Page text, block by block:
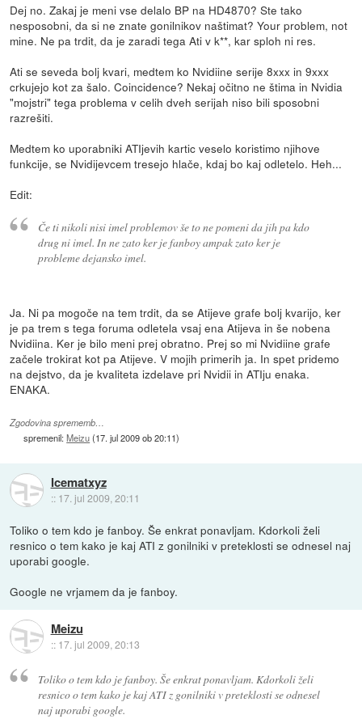
Dej no. Zakaj je meni vse delalo BP na HD4870? Ste tako
nesposobni, da si ne znate gonilnikov naštimat? Your problem, not
mine. Ne pa trdit, da je zaradi tega Ati v k**, kar sploh ni res.
Ati se seveda bolj kvari, medtem ko Nvidiine serije 8xxx in 9xxx
crkujejo kot za šalo. Coincidence? Nekaj očitno ne štima in Nvidia
"mojstri" tega problema v celih dveh serijah niso bili sposobni
razrešiti.
Medtem ko uporabniki ATIjevih kartic veselo koristimo njihove
funkcije, se Nvidijevcem tresejo hlače, kdaj bo kaj odletelo. Heh...
Edit:
Če ti nikoli nisi imel problemov še to ne pomeni da jih pa kdo
drug ni imel. In ne zato ker je fanboy ampak zato ker je
probleme dejansko imel.
Ja. Ni pa mogoče na tem trdit, da se Atijeve grafe bolj kvarijo, ker
je pa trem s tega foruma odletela vsaj ena Atijeva in še nobena
Nvidiina. Ker je bilo meni prej obratno. Prej so mi Nvidiine grafe
začele trokirat kot pa Atijeve. V mojih primerih ja. In spet pridemo
na dejstvo, da je kvaliteta izdelave pri Nvidii in ATIju enaka.
ENAKA.
Zgodovina sprememb…
spremenil:Meizu(17. jul 2009 ob 20:11)
Icematxyz
:: 17. jul 2009, 20:11
Toliko o tem kdo je fanboy. Še enkrat ponavljam. Kdorkoli želi
resnico o tem kako je kaj ATI z gonilniki v preteklosti se odnesel naj
uporabi google.
Google ne vrjamem da je fanboy.
Meizu
:: 17. jul 2009, 20:13
Toliko o tem kdo je fanboy. Še enkrat ponavljam. Kdorkoli želi
resnico o tem kako je kaj ATI z gonilniki v preteklosti se odnesel
naj uporabi google.